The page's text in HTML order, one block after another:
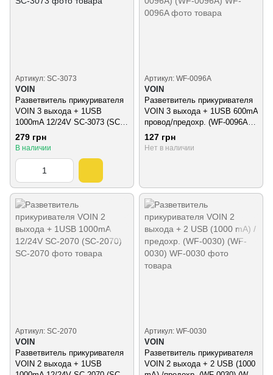
Артикул: SC-3073
VOIN
Разветвитель прикуривателя
VOIN 3 выхода + 1USB
1000mA 12/24V SC-3073 (SC-
3073)
279 грн
В наличии
Артикул: WF-0096A
VOIN
Разветвитель прикуривателя
VOIN 3 выхода + 1USB 600mA
провод/предохр. (WF-0096A)
(WF-0096A)
127 грн
Нет в наличии
Артикул: SC-2070
VOIN
Разветвитель прикуривателя
VOIN 2 выхода + 1USB
Артикул: WF-0030
VOIN
Разветвитель прикуривателя
VOIN 2 выхода + 2 USB (1000